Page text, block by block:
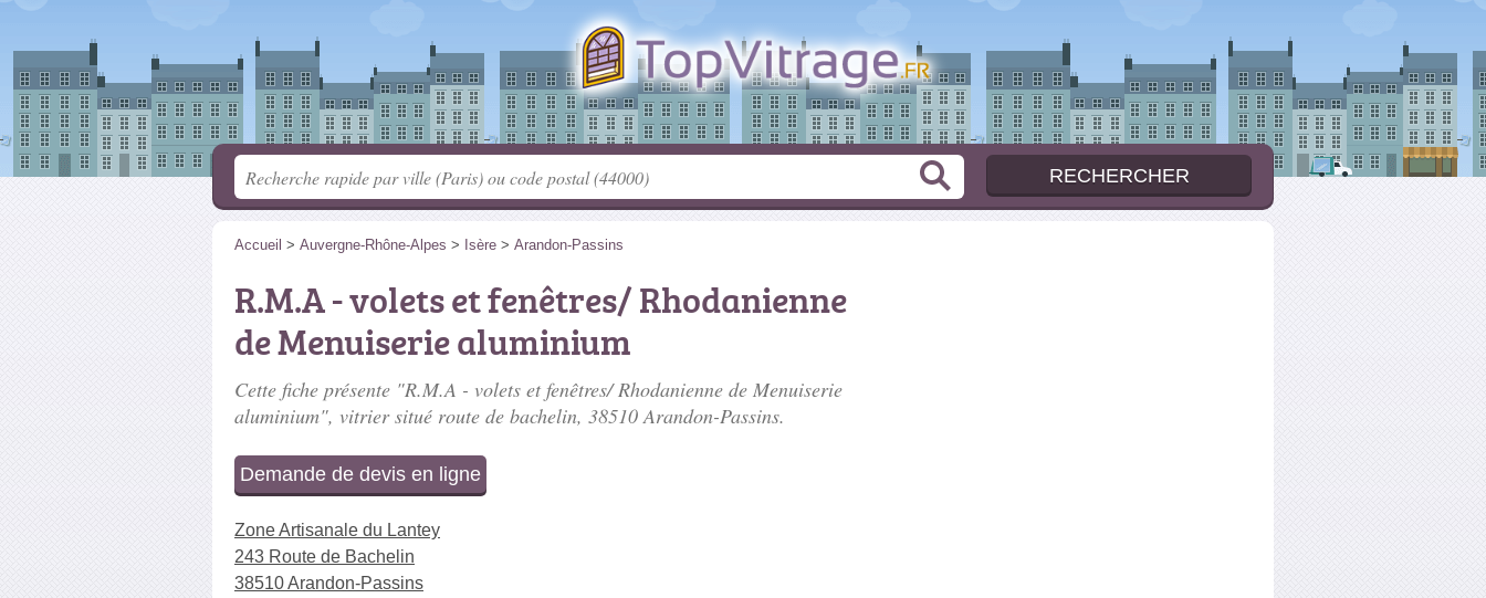
Accueil > Auvergne-Rhône-Alpes > Isère > Arandon-Passins
R.M.A - volets et fenêtres/ Rhodanienne
de Menuiserie aluminium
Cette fiche présente "R.M.A - volets et fenêtres/ Rhodanienne de Menuiserie
aluminium", vitrier situé route de bachelin, 38510 Arandon-Passins.
Demande de devis en ligne
Zone Artisanale du Lantey
243 Route de Bachelin
38510 Arandon-Passins